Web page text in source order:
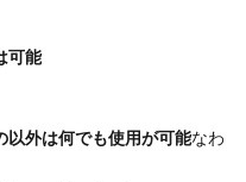
可能
以外は何でも使用が可能なわ